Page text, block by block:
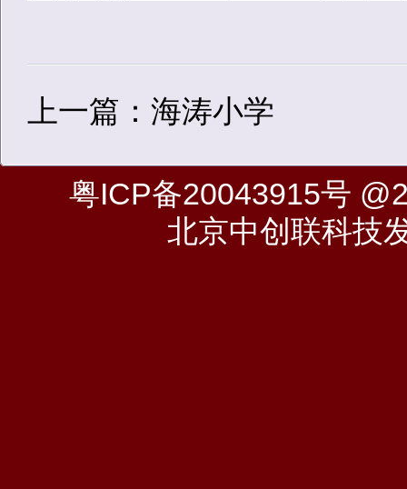
上一篇：海涛小学
粤ICP备20043915号
北京中创联科技